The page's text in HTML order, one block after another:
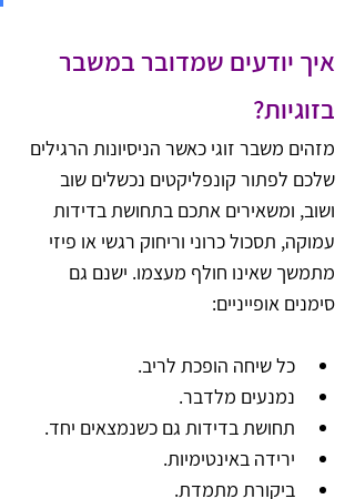
איך יודעים שמדובר במשבר
בזוגיות?
מזהים משבר זוגי כאשר הניסיונות הרגילים
שלכם לפתור קונפליקטים נכשלים שוב
ושוב, ומשאירים אתכם בתחושת בדידות
עמוקה, תסכול כרוני וריחוק רגשי או פיזי
מתמשך שאינו חולף מעצמו. ישנם גם
סימנים אופייניים:
כל שיחה הופכת לריב.
נמנעים מלדבר.
תחושת בדידות גם כשנמצאים יחד.
ירידה באינטימיות.
ביקורת מתמדת.